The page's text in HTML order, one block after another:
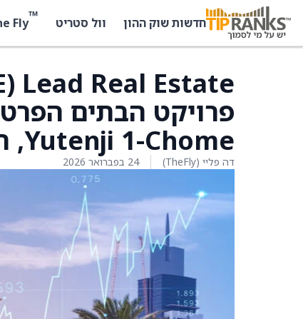
חדשות שוק ההון וול סטריט ™
Fly
Yutenji 1-Chome, הממוקם באזור מגורו-קו, טוקיו
דה פליי (TheFly) 24 בפברואר 2026